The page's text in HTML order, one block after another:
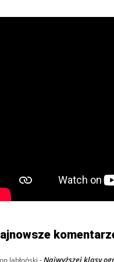
Jabłoński -Najwyższej klasy